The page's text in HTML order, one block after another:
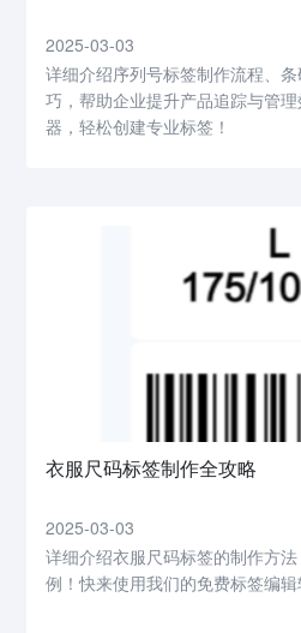
2025-03-03
详细介绍序列号标签制作流程、
巧，帮助企业提升产品追踪与管
器，轻松创建专业标签！
衣服尺码标签制作全攻略
2025-03-03
详细介绍衣服尺码标签的制作方
例！快来使用我们的免费标签编辑